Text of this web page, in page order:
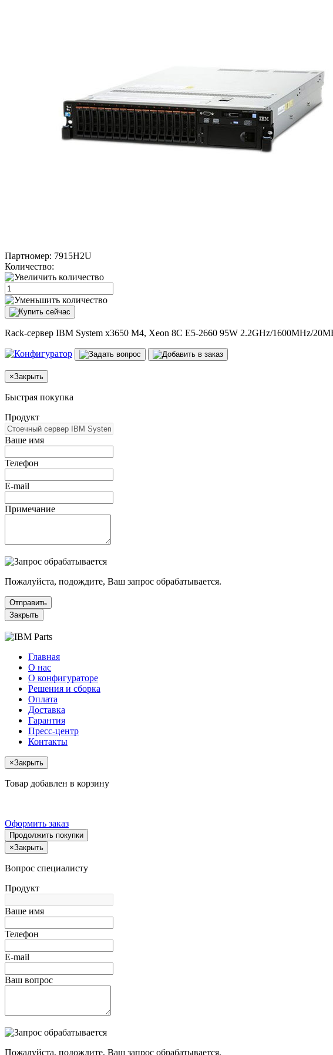
Партномер: 7915H2U
Количество:
Rack-сервер IBM System x3650 M4, Xeon 8C E5-2660 95W 2.2GHz/1600MHz/
×Закрыть
Быстрая покупка
Продукт
Ваше имя
Телефон
E-mail
Примечание
Пожалуйста, подождите, Ваш запрос обрабатывается.
Отправить
Закрыть
Главная
О нас
О конфигураторе
Решения и сборка
Оплата
Доставка
Гарантия
Пресс-центр
Контакты
×Закрыть
Товар добавлен в корзину
Оформить заказ
Продолжить покупки
×Закрыть
Вопрос специалисту
Продукт
Ваше имя
Телефон
E-mail
Ваш вопрос
Пожалуйста, подождите, Ваш запрос обрабатывается.